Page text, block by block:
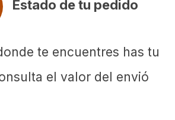
Estado de tu pedido
te encuentres has tu
el valor del envió